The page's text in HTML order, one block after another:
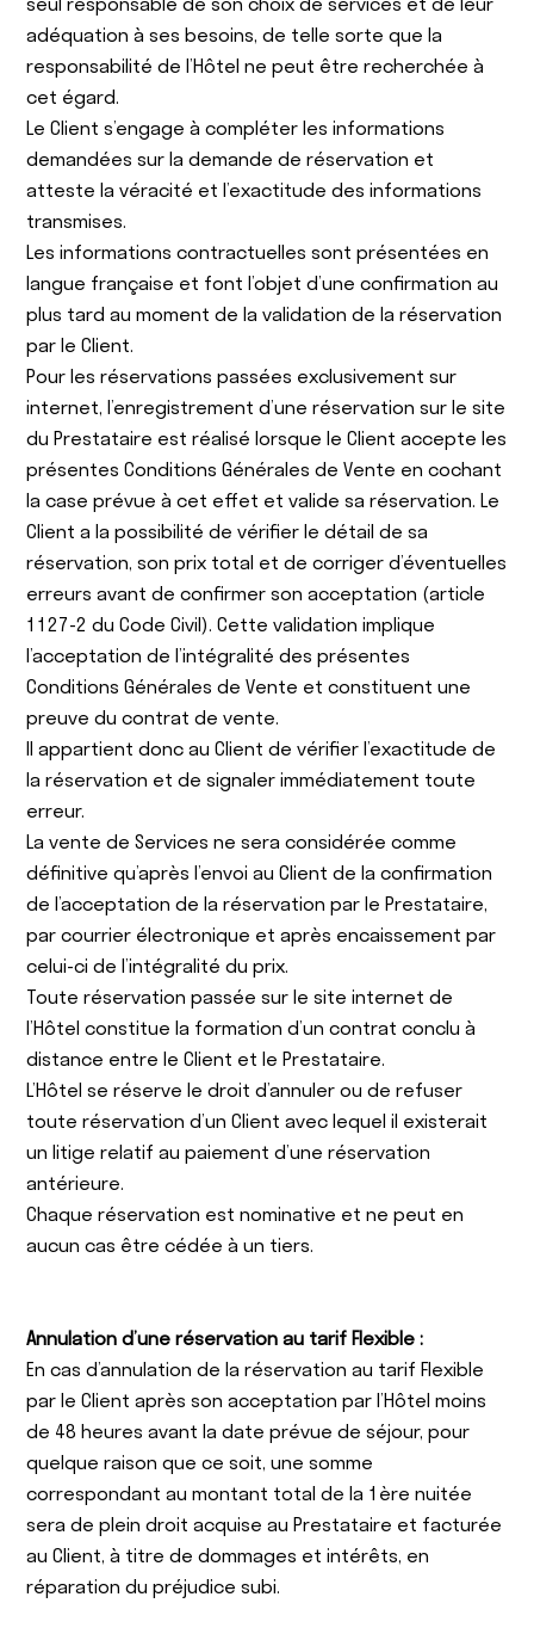
adéquation à ses besoins, de telle sorte que la
responsabilité de l’Hôtel ne peut être recherchée à
cet égard.
Le Client s’engage à compléter les informations
demandées sur la demande de réservation et
atteste la véracité et l’exactitude des informations
transmises.
Les informations contractuelles sont présentées en
langue française et font l’objet d’une confirmation au
plus tard au moment de la validation de la réservation
par le Client.
Pour les réservations passées exclusivement sur
internet, l’enregistrement d’une réservation sur le site
du Prestataire est réalisé lorsque le Client accepte les
présentes Conditions Générales de Vente en cochant
la case prévue à cet effet et valide sa réservation. Le
Client a la possibilité de vérifier le détail de sa
réservation, son prix total et de corriger d’éventuelles
erreurs avant de confirmer son acceptation (article
1127-2 du Code Civil). Cette validation implique
l’acceptation de l’intégralité des présentes
Conditions Générales de Vente et constituent une
preuve du contrat de vente.
Il appartient donc au Client de vérifier l’exactitude de
la réservation et de signaler immédiatement toute
erreur.
La vente de Services ne sera considérée comme
définitive qu’après l’envoi au Client de la confirmation
de l’acceptation de la réservation par le Prestataire,
par courrier électronique et après encaissement par
celui-ci de l’intégralité du prix.
Toute réservation passée sur le site internet de
l’Hôtel constitue la formation d’un contrat conclu à
distance entre le Client et le Prestataire.
L’Hôtel se réserve le droit d’annuler ou de refuser
toute réservation d’un Client avec lequel il existerait
un litige relatif au paiement d’une réservation
antérieure.
Chaque réservation est nominative et ne peut en
aucun cas être cédée à un tiers.
Annulation d’une réservation au tarif Flexible :
En cas d’annulation de la réservation au tarif Flexible
par le Client après son acceptation par l’Hôtel moins
de 48 heures avant la date prévue de séjour, pour
quelque raison que ce soit, une somme
correspondant au montant total de la 1ère nuitée
sera de plein droit acquise au Prestataire et facturée
au Client, à titre de dommages et intérêts, en
réparation du préjudice subi.